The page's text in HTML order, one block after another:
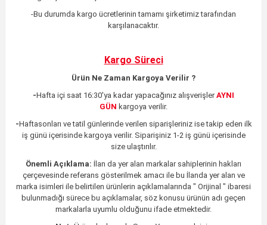
-Bu durumda kargo ücretlerinin tamamı şirketimiz tarafından
karşılanacaktır.
Kargo Süreci
Ürün Ne Zaman Kargoya Verilir ?
-Hafta içi saat 16:30'ya kadar yapacağınız alışverişler AYNI
GÜN kargoya verilir.
-Haftasonları ve tatil günlerinde verilen siparişleriniz ise takip eden ilk
iş günü içerisinde kargoya verilir. Siparişiniz 1-2 iş günü içerisinde
size ulaştırılır.
Önemli Açıklama: İlan da yer alan markalar sahiplerinin hakları
çerçevesinde referans gösterilmek amacı ile bu İlanda yer alan ve
marka isimleri ile belirtilen ürünlerin açıklamalarında " Orijinal " ibaresi
bulunmadığı sürece bu açıklamalar, söz konusu ürünün adı geçen
markalarla uyumlu olduğunu ifade etmektedir.